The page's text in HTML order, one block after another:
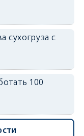
с
100